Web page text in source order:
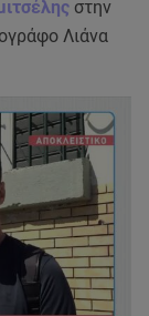
στην
Λιάνα